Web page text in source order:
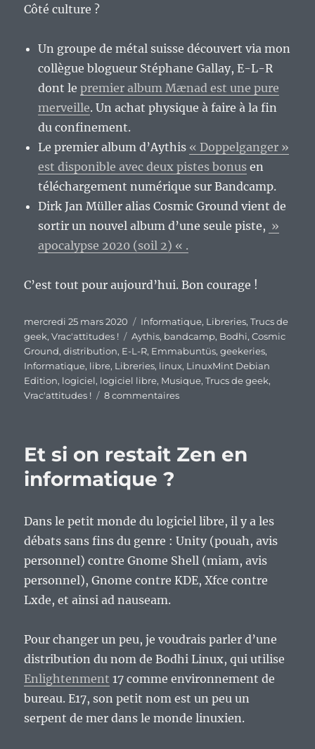
Côté culture ?
Un groupe de métal suisse découvert via mon
collègue blogueur Stéphane Gallay, E-L-R
dont lepremier album Mænad est une pure
merveille. Un achat physique à faire à la fin
du confinement.
Le premier album d’Aythis « Doppelganger »
est disponible avec deux pistes bonus en
téléchargement numérique sur Bandcamp.
Dirk Jan Müller alias Cosmic Ground vient de
sortir un nouvel album d’une seule piste, »
apocalypse 2020 (soil 2) « .
C’est tout pour aujourd’hui. Bon courage !
Publié
le
mercredi 25 mars 2020 Catégories
Informatique, Libreries,Trucs de
geek,Vrac'attitudes ! Étiquettes
Aythis, bandcamp, Bodhi,Cosmic
Ground,distribution, E-L-R, Emmabuntüs,geekeries,
Informatique, libre, Libreries, linux, LinuxMint Debian
Edition, logiciel, logiciel libre, Musique,Trucs de geek,
Vrac'attitudes !
8 commentairessur
direct
Et si on restait Zen en
informatique ?
Dans le petit monde du logiciel libre, il y a les
débats sans fins du genre : Unity (pouah, avis
personnel) contre Gnome Shell (miam, avis
personnel), Gnome contre KDE, Xfce contre
Lxde, et ainsi ad nauseam.
Pour changer un peu, je voudrais parler d’une
distribution du nom de Bodhi Linux, qui utilise
Enlightenment 17 comme environnement de
bureau. E17, son petit nom est un peu un
serpent de mer dans le monde linuxien.